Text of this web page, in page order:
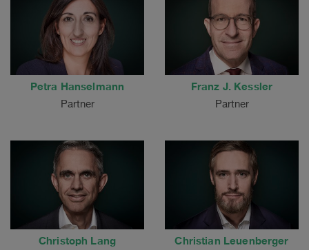
Petra Hanselmann
Partner
Franz J. Kessler
Partner
Christoph Lang Christian Leuenberger